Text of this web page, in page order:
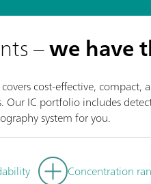
–we have
cost-effective,
Our IC portfolio includes
system for you.
Concentration